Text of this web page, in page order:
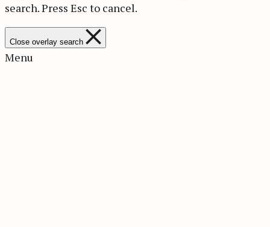
search.Press Esc to cancel.
Close overlay search
Menu